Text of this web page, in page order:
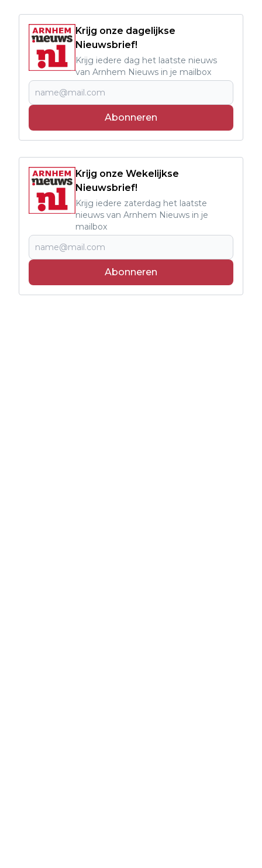
Krijg onze dagelijkse
Nieuwsbrief!
Krijg iedere dag het laatste nieuws
van Arnhem Nieuws in je mailbox
Abonneren
Krijg onze Wekelijkse
Nieuwsbrief!
Krijg iedere zaterdag het laatste
nieuws van Arnhem Nieuws in je
mailbox
Abonneren